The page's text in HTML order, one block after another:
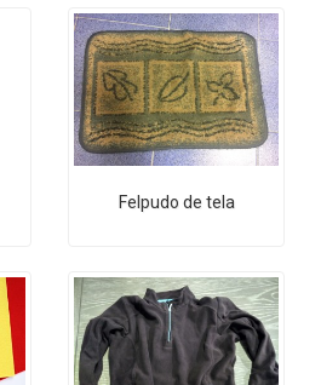
Felpudo de tela